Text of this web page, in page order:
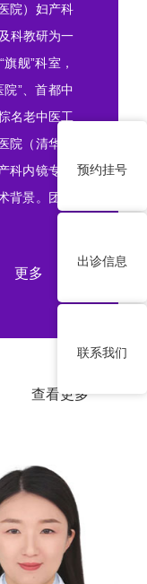
院）妇产科
科教研为一
舰”科室，
”、首都中
名老中医工
院（清华大
科内镜专家
背景。团队
更多
查看更多
预约挂号
出诊信息
联系我们